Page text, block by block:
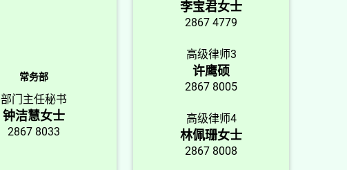
常务部
部门主任秘书
钟洁慧女士
2867 8033
李宝君女士
2867 4779
高级律师3
许鹰硕
2867 8005
高级律师4
林佩珊女士
2867 8008